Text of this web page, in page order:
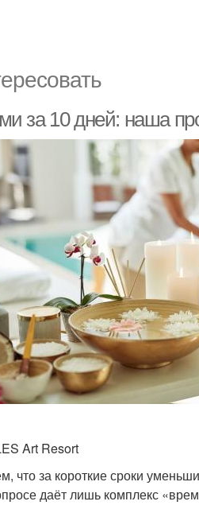
за 10 дней: наша
Art Resort
что за короткие сроки
даёт лишь комплекс